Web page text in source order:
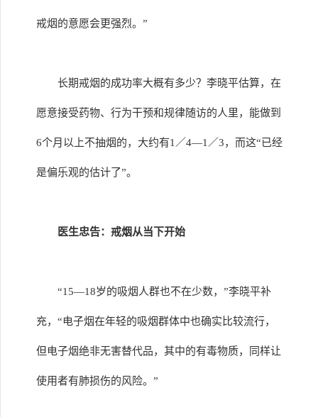
戒烟的意愿会更强烈。”
长期戒烟的成功率大概有多少？李晓平估算，在
愿意接受药物、行为干预和规律随访的人里，能做到
6个月以上不抽烟的，大约有1／4—1／3，而这“已经
是偏乐观的估计了”。
医生忠告：戒烟从当下开始
“15—18岁的吸烟人群也不在少数，”李晓平补
充，“电子烟在年轻的吸烟群体中也确实比较流行，
但电子烟绝非无害替代品，其中的有毒物质，同样让
使用者有肺损伤的风险。”